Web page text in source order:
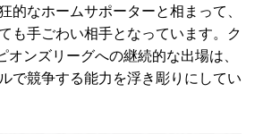
的なホームサポーターと相まって、
も手ごわい相手となっています。ク
オンズリーグへの継続的な出場は、
で競争する能力を浮き彫りにしてい